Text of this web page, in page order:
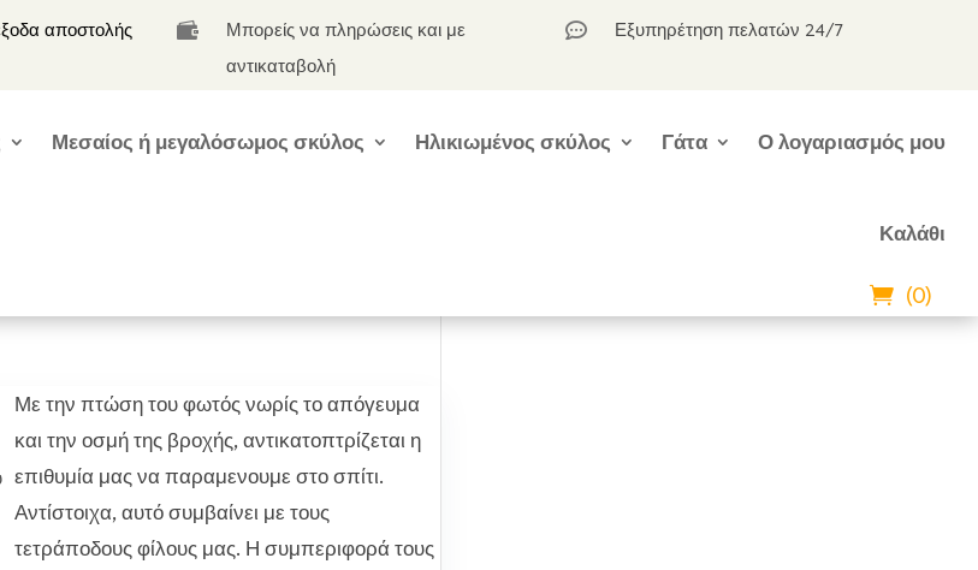
αποστολής 
Μπορείς να πληρώσεις και με
αντικαταβολή
 Εξυπηρέτηση πελατών 24/7
Μεσαίος ή μεγαλόσωμος σκύλος Ηλικιωμένος σκύλος Γάτα Ο λογαριασμός μου
Καλάθι
(0)
Με την πτώση του φωτός νωρίς το απόγευμα
και την οσμή της βροχής, αντικατοπτρίζεται η
επιθυμία μας να παραμενουμε στο σπίτι.
Αντίστοιχα, αυτό συμβαίνει με τους
τετράποδους φίλους μας. Η συμπεριφορά τους